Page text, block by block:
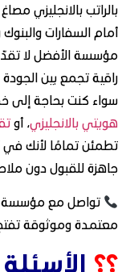
بالراتب بالانجليزي
أمام السفارات والبنوك
مؤسسة الأفضل لا
راقية تجمع بين الجودة
سواء كنت بحاجة إلى
هويتي بالانجليزي، أو
تطمئن تمامًا لأنك
جاهزة للقبول دون
تواصل مع مؤسسة
معتمدة وموثوقة تفتح
؟؟